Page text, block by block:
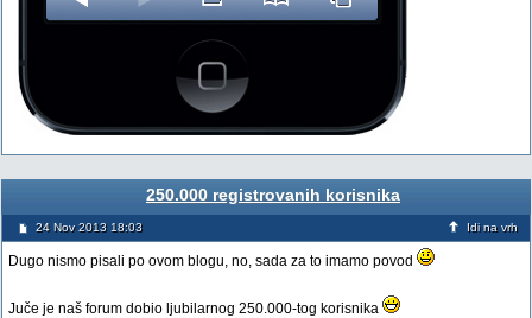
250.000 registrovanih korisnika
24 Nov 2013 18:03 Idi na vrh
Dugo nismo pisali po ovom blogu, no, sada za to imamo povod
Juče je naš forum dobio ljubilarnog 250.000-tog korisnika